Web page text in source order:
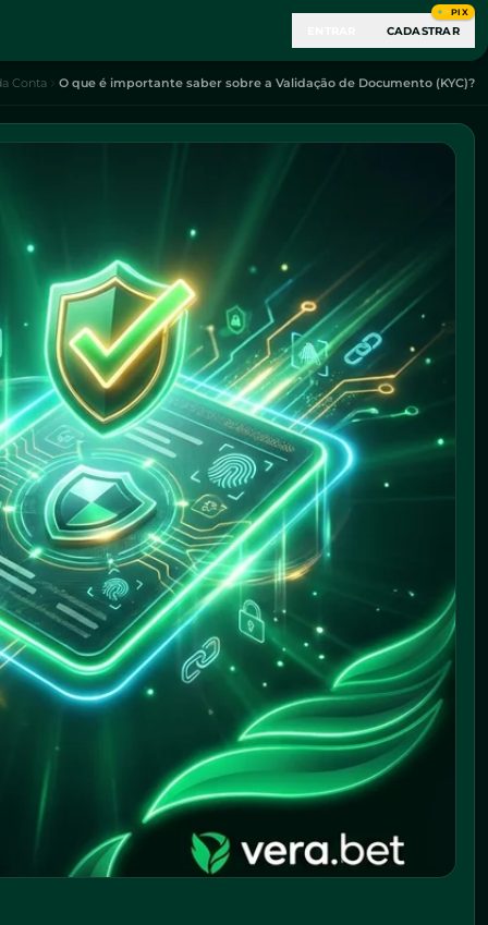
CADASTRAR
PIX
Conta O que é importante saber sobre a Validação de Documento (KYC)?